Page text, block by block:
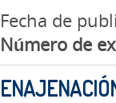
Fecha de
Número de